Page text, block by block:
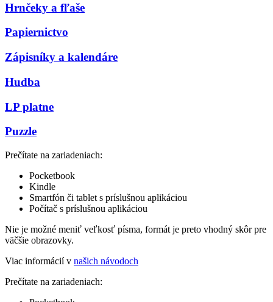
Hrnčeky a fľaše
Papiernictvo
Zápisníky a kalendáre
Hudba
LP platne
Puzzle
Prečítate na zariadeniach:
Pocketbook
Kindle
Smartfón či tablet s príslušnou aplikáciou
Počítač s príslušnou aplikáciou
Nie je možné meniť veľkosť písma, formát je preto vhodný skôr pre
väčšie obrazovky.
Viac informácií v našich návodoch
Prečítate na zariadeniach: